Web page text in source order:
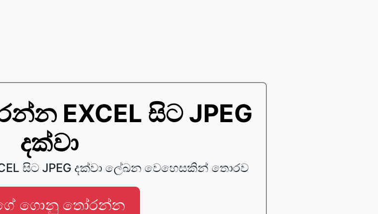
EXCEL සිට JPEG
දක්වා
සිට JPEG දක්වා ලේඛන වෙහෙසකින් තොරව
ගොනු තෝරන්න